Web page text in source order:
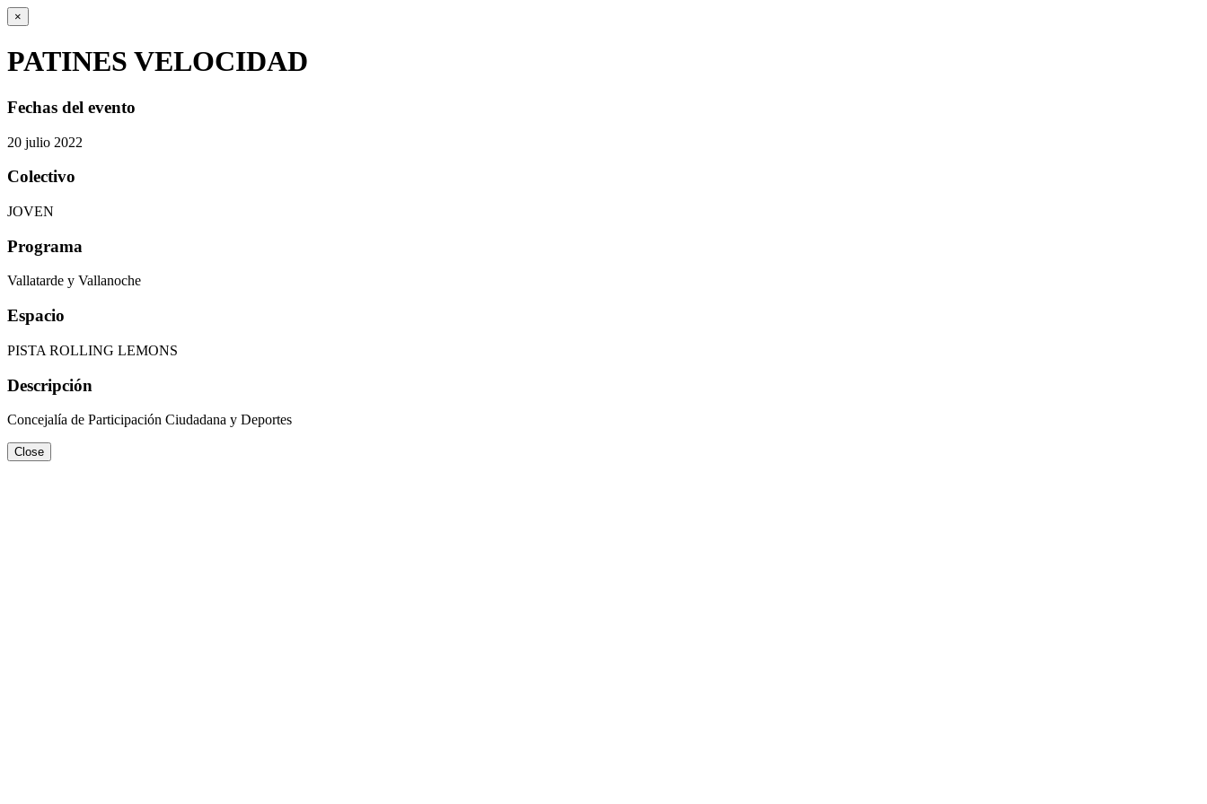
×
PATINES VELOCIDAD
Fechas del evento
20 julio 2022
Colectivo
JOVEN
Programa
Vallatarde y Vallanoche
Espacio
PISTA ROLLING LEMONS
Descripción
Concejalía de Participación Ciudadana y Deportes
Close